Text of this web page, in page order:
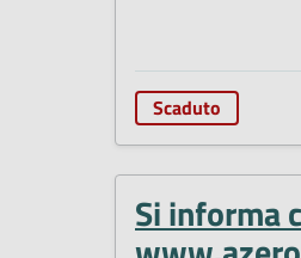
Scaduto
Si informa